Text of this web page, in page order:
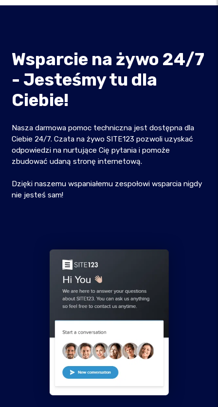
Wsparcie na żywo 24/7
- Jesteśmy tu dla
Ciebie!
Nasza darmowa pomoc techniczna jest dostępna dla
Ciebie 24/7. Czata na żywo SITE123 pozwoli uzyskać
odpowiedzi na nurtujące Cię pytania i pomoże
zbudować udaną stronę internetową.
Dzięki naszemu wspaniałemu zespołowi wsparcia nigdy
nie jesteś sam!